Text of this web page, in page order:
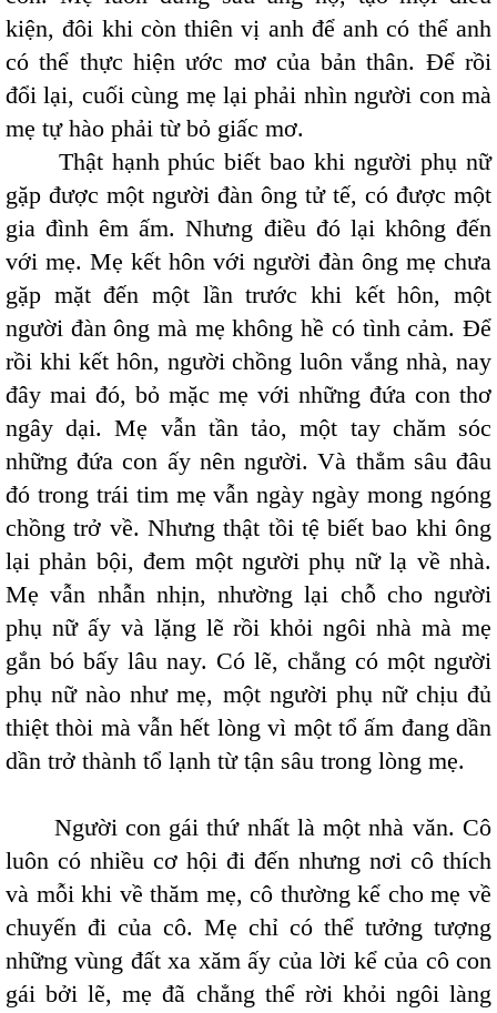
kiện, đôi khi còn thiên vị anh để anh có thể anh
có thể thực hiện ước mơ của bản thân. Để rồi
đổi lại, cuối cùng mẹ lại phải nhìn người con mà
mẹ tự hào phải từ bỏ giấc mơ.
Thật hạnh phúc biết bao khi người phụ nữ
gặp được một người đàn ông tử tế, có được một
gia đình êm ấm. Nhưng điều đó lại không đến
với mẹ. Mẹ kết hôn với người đàn ông mẹ chưa
gặp mặt đến một lần trước khi kết hôn, một
người đàn ông mà mẹ không hề có tình cảm. Để
rồi khi kết hôn, người chồng luôn vắng nhà, nay
đây mai đó, bỏ mặc mẹ với những đứa con thơ
ngây dại. Mẹ vẫn tần tảo, một tay chăm sóc
những đứa con ấy nên người. Và thẳm sâu đâu
đó trong trái tim mẹ vẫn ngày ngày mong ngóng
chồng trở về. Nhưng thật tồi tệ biết bao khi ông
lại phản bội, đem một người phụ nữ lạ về nhà.
Mẹ vẫn nhẫn nhịn, nhường lại chỗ cho người
phụ nữ ấy và lặng lẽ rồi khỏi ngôi nhà mà mẹ
gắn bó bấy lâu nay. Có lẽ, chẳng có một người
phụ nữ nào như mẹ, một người phụ nữ chịu đủ
thiệt thòi mà vẫn hết lòng vì một tổ ấm đang dần
dần trở thành tổ lạnh từ tận sâu trong lòng mẹ.
Người con gái thứ nhất là một nhà văn. Cô
luôn có nhiều cơ hội đi đến nhưng nơi cô thích
và mỗi khi về thăm mẹ, cô thường kể cho mẹ về
chuyến đi của cô. Mẹ chỉ có thể tưởng tượng
những vùng đất xa xăm ấy của lời kể của cô con
gái bởi lẽ, mẹ đã chẳng thể rời khỏi ngôi làng